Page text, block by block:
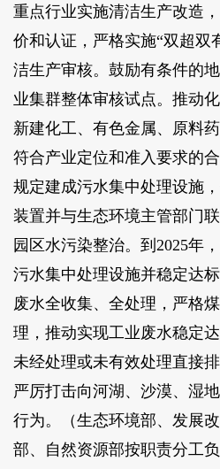
重点行业实施清洁生产改造
价和认证，严格实施“双超双
洁生产审核。鼓励有条件的
业集群整体审核试点。推动
新建化工、有色金属、原料
符合产业定位和准入要求的
规定建成污水集中处理设施
装置并与生态环境主管部门
园区水污染整治。到2025年
污水集中处理设施并稳定达
废水全收集、全处理，严格
理，推动实现工业废水稳定
未经处理或未有效处理直接
严厉打击向河湖、沙漠、湿
行为。（生态环境部、发展
部、自然资源部按职责分工负